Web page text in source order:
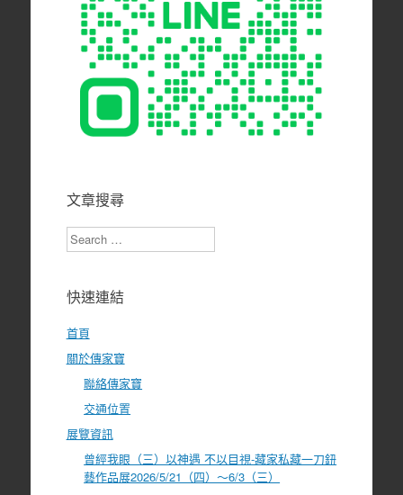
文章搜尋
Search
快速連結
首頁
關於傳家寶
聯絡傳家寶
交通位置
展覽資訊
曾經我眼（三）以神遇 不以目視-藏家私藏一刀鈕
藝作品展2026/5/21（四）～6/3（三）